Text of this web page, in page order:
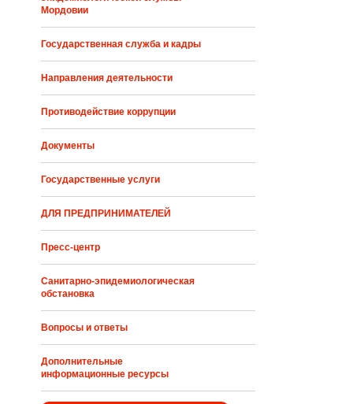
Мордовии
Государственная служба и кадры
Направления деятельности
Противодействие коррупции
Документы
Государственные услуги
ДЛЯ ПРЕДПРИНИМАТЕЛЕЙ
Пресс-центр
Санитарно-эпидемиологическая
обстановка
Вопросы и ответы
Дополнительные
информационные ресурсы